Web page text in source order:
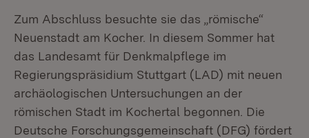
Zum Abschluss besuchte sie das „römische“
Neuenstadt am Kocher. In diesem Sommer hat
das Landesamt für Denkmalpflege im
Regierungspräsidium Stuttgart (LAD) mit neuen
archäologischen Untersuchungen an der
römischen Stadt im Kochertal begonnen. Die
Deutsche Forschungsgemeinschaft (DFG) fördert